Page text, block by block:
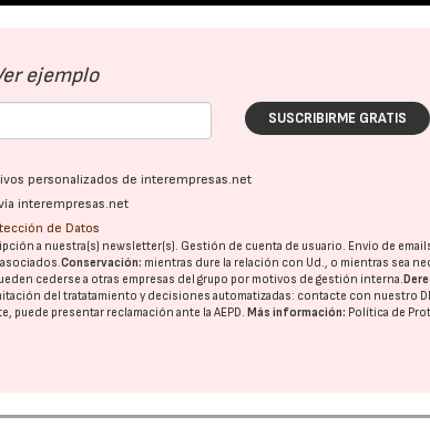
ejemplo
SUSCRIBIRME GRATIS
personalizados de interempresas.net
interempresas.net
de Datos
a nuestra(s) newsletter(s). Gestión de cuenta de usuario. Envío de
Conservación: mientras dure la relación con Ud., o mientras sea
cederse a otras empresas del grupo por motivos de gestión interna.
del tratatamiento y decisiones automatizadas: contacte con nuestro
puede presentar reclamación ante laAEPD.Más información: Política de